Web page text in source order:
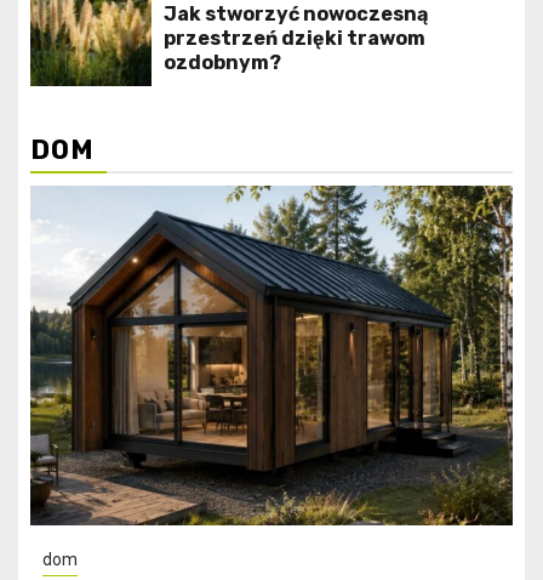
Jak stworzyć nowoczesną
przestrzeń dzięki trawom
ozdobnym?
DOM
dom